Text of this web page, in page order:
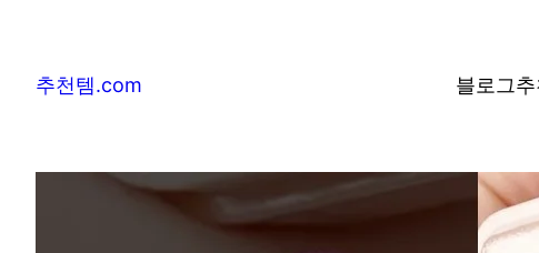
추천템.com 블로그